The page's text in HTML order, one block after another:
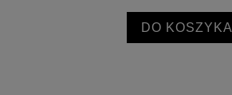
DO KOSZYKA